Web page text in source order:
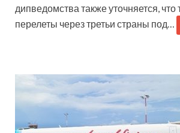
дипведомства также уточняется, что
перелеты через третьи страны под…